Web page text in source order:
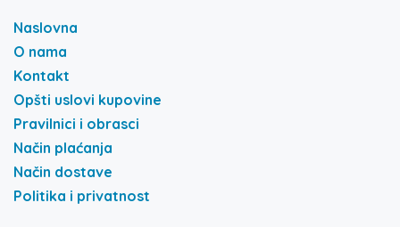
Naslovna
O nama
Kontakt
Opšti uslovi kupovine
Pravilnici i obrasci
Način plaćanja
Način dostave
Politika i privatnost